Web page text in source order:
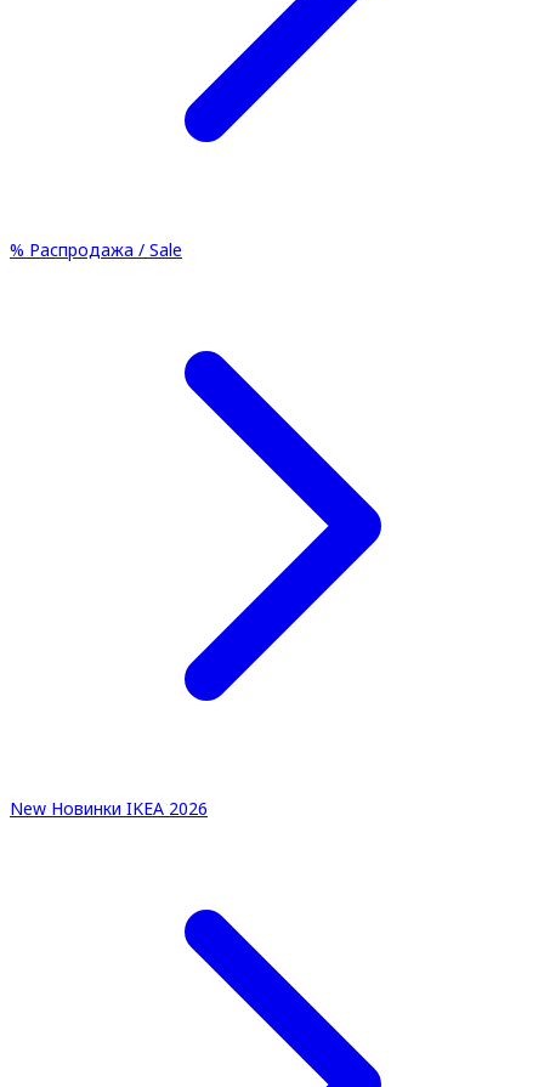
% Распродажа / Sale
New Новинки IKEA 2026